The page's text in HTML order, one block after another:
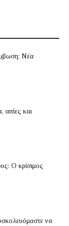
Νέα
και
Ο κρίσιμος
να